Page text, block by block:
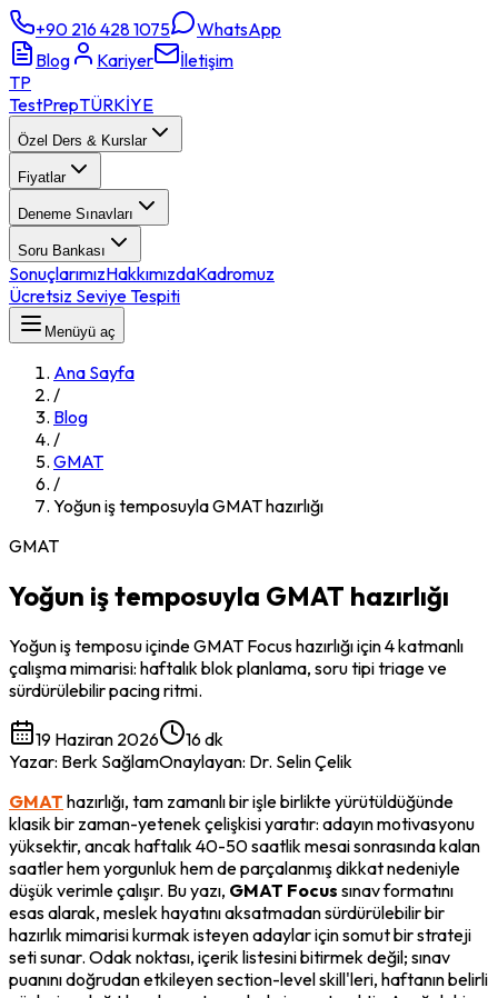
+90 216 428 1075
WhatsApp
Blog
Kariyer
İletişim
TP
TestPrepTÜRKİYE
Özel Ders & Kurslar
Fiyatlar
Deneme Sınavları
Soru Bankası
SonuçlarımızHakkımızdaKadromuz
Ücretsiz Seviye Tespiti
Menüyü aç
Ana Sayfa
/
Blog
/
GMAT
/
Yoğun iş temposuyla GMAT hazırlığı
GMAT
Yoğun iş temposuyla GMAT hazırlığı
Yoğun iş temposu içinde GMAT Focus hazırlığı için 4 katmanlı
çalışma mimarisi: haftalık blok planlama, soru tipi triage ve
sürdürülebilir pacing ritmi.
19 Haziran 2026
16 dk
Yazar: Berk SağlamOnaylayan: Dr. Selin Çelik
GMAT hazırlığı, tam zamanlı bir işle birlikte yürütüldüğünde
klasik bir zaman-yetenek çelişkisi yaratır: adayın motivasyonu
yüksektir, ancak haftalık 40-50 saatlik mesai sonrasında kalan
saatler hem yorgunluk hem de parçalanmış dikkat nedeniyle
düşük verimle çalışır. Bu yazı, GMAT Focus sınav formatını
esas alarak, meslek hayatını aksatmadan sürdürülebilir bir
hazırlık mimarisi kurmak isteyen adaylar için somut bir strateji
seti sunar. Odak noktası, içerik listesini bitirmek değil; sınav
puanını doğrudan etkileyen section-level skill'leri, haftanın belirli